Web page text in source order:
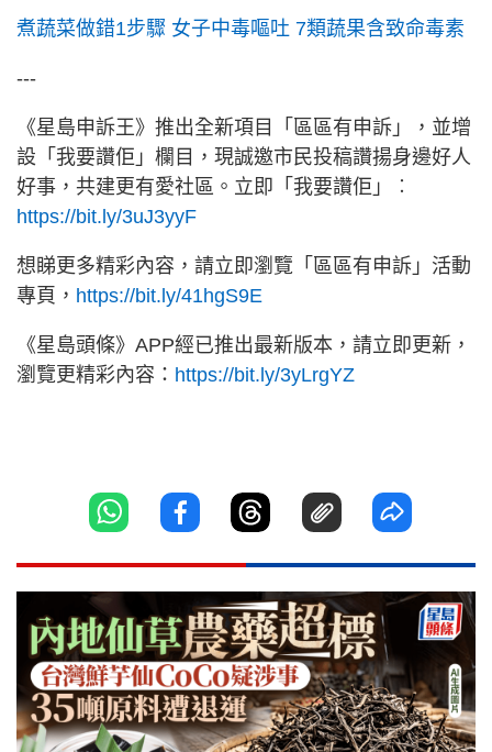
煮蔬菜做錯1步驟 女子中毒嘔吐 7類蔬果含致命毒素
---
《星島申訴王》推出全新項目「區區有申訴」，並增
設「我要讚佢」欄目，現誠邀市民投稿讚揚身邊好人
好事，共建更有愛社區。立即「我要讚佢」︰
https://bit.ly/3uJ3yyF
想睇更多精彩內容，請立即瀏覽「區區有申訴」活動
專頁， https://bit.ly/41hgS9E
《星島頭條》APP經已推出最新版本，請立即更新，
瀏覽更精彩內容： https://bit.ly/3yLrgYZ